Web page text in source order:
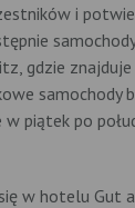
i
gdzie
samochody
piątek po
w hotelu Gut